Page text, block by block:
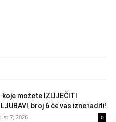
koje možete IZLIJEČITI
broj 6 će vas iznenaditi!
7, 2026 0